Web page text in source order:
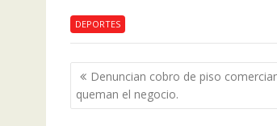
DEPORTES
Navegación
de
entradas
Denuncian cobro de piso
queman el negocio.